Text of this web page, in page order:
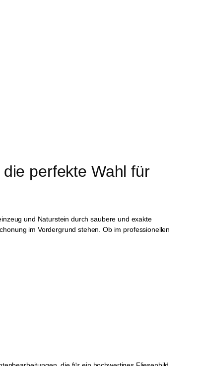
perfekte Wahl für
und Naturstein durch saubere und exakte
im Vordergrund stehen. Ob im professionellen